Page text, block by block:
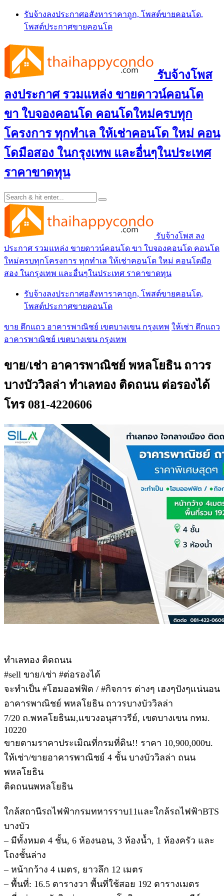
Skip
content
รับจ้างลงประกาศอสังหาราคาถูก, โพสต์ขายคอนโด,
โพสต์ประกาศขายคอนโด
รับจ้างโพส
ลงประกาศ รวมแหล่ง ขายดาวน์คอนโด
ขา ใบจองคอนโด คอนโดใหม่ครบทุก
โครงการ ทุกทำเล ให้เช่าคอนโด ใหม่ คอน
โดมือสอง ในกรุงเทพ และอื่นๆในประเทศ
ราคาขาดทุน
รับจ้างโพส ลง
ประกาศ รวมแหล่ง ขายดาวน์คอนโด ขา ใบจองคอนโด คอนโด
ใหม่ครบทุกโครงการ ทุกทำเล ให้เช่าคอนโด ใหม่ คอนโดมือ
สอง ในกรุงเทพ และอื่นๆในประเทศ ราคาขาดทุน
รับจ้างลงประกาศอสังหาราคาถูก, โพสต์ขายคอนโด,
โพสต์ประกาศขายคอนโด
ขาย ตึกแถว อาคารพาณิชย์ เขตบางเขน กรุงเทพ ให้เช่า ตึกแถว
อาคารพาณิชย์ เขตบางเขน กรุงเทพ
ขาย/เช่า อาคารพาณิชย์ พหลโยธิน ถาวร
บางบัววิลล่า ทำเลทอง ติดถนน ต่อรองได้
โทร 081-4220606
ทำเลทอง ติดถนน
#sell ขาย/เช่า #ต่อรองได้
จะทำเป็น #โฮมออฟฟิต / #กิจการ ต่างๆ เฮงๆปังๆแน่นอน
อาคารพาณิชย์ พหลโยธิน ถาวรบางบัววิลล่า
7/20 ถ.พหลโยธินม,แขวงอนุสาวรีย์, เขตบางเขน กทม.
10220
ขายตามราคาประเมิณที่กรมที่ดิน!! ราคา 10,900,000บ.
ให้เช่า/ขายอาคารพาณิชย์ 4 ชั้น บางบัววิลล่า ถนน
พหลโยธิน
ติดถนนพหลโยธิน
ใกล้สถานีรถไฟฟ้ากรมทหารราบ11และใกล้รถไฟฟ้าBTS
บางบัว
– มีทั้งหมด 4 ชั้น, 6 ห้องนอน, 3 ห้องน้ำ, 1 ห้องครัว และ
โถงชั้นล่าง
– หน้ากว้าง 4 เมตร, ยาวลึก 12 เมตร
– พื้นที่: 16.5 ตารางวา พื้นที่ใช้สอย 192 ตารางเมตร